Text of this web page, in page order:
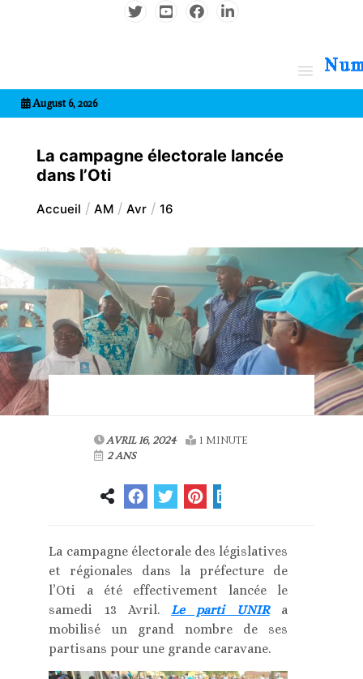
August 6, 2026
La campagne électorale lancée
dans l’Oti
Accueil AM Avr 16
AVRIL 16, 2024
1 MINUTE
2 ANS
La campagne électorale des législatives
et régionales dans la préfecture de
l’Oti a été effectivement lancée le
samedi 13 Avril.Le parti UNIRa
mobilisé un grand nombre de ses
partisans pour une grande caravane.